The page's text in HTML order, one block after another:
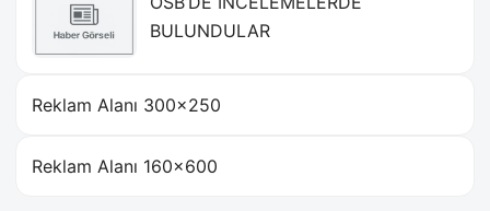
BULUNDULAR
Reklam Alanı 300×250
Reklam Alanı 160×600